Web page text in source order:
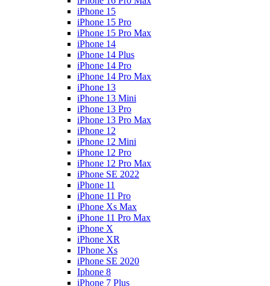
iPhone 15
iPhone 15 Pro
iPhone 15 Pro Max
iPhone 14
iPhone 14 Plus
iPhone 14 Pro
iPhone 14 Pro Max
iPhone 13
iPhone 13 Mini
iPhone 13 Pro
iPhone 13 Pro Max
iPhone 12
iPhone 12 Mini
iPhone 12 Pro
iPhone 12 Pro Max
iPhone SE 2022
iPhone 11
iPhone 11 Pro
iPhone Xs Max
iPhone 11 Pro Max
iPhone X
iPhone XR
IPhone Xs
iPhone SE 2020
Iphone 8
iPhone 7 Plus